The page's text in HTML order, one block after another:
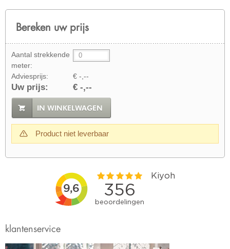
Bereken uw prijs
Aantal strekkende
meter:
Adviesprijs:
€ -,--
Uw prijs: € -,--
IN WINKELWAGEN
Product niet leverbaar
klantenservice